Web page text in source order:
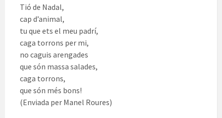
Tió de Nadal,
cap d’animal,
tu que ets el meu padrí,
caga torrons per mi,
no caguis arengades
que són massa salades,
caga torrons,
que són més bons!
(Enviada per Manel Roures)